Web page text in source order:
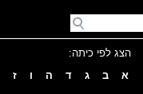
הצג לפי כיתה:
א
ב ג ד ה ו ז